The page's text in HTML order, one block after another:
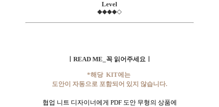
Level
◆◆◆◆◇
ㅣREAD ME_꼭 읽어주세요ㅣ
*해당 KIT에는
도안이 자동으로 포함되어 있지 않습니다.
협업 니트 디자이너에게 PDF 도안 무형의 상품에